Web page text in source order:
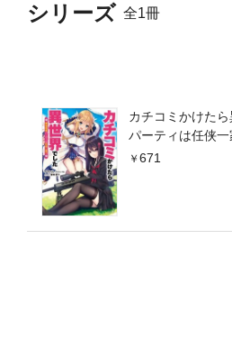
シリーズ 全1冊
カチコミかけた
パーティは任侠一
671